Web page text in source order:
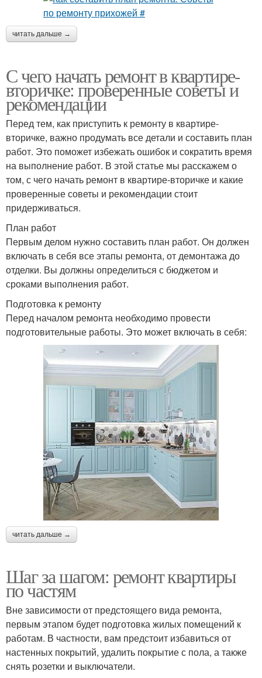
читать дальше →
С чего начать ремонт в квартире-
вторичке: проверенные советы и
рекомендации
Перед тем, как приступить к ремонту в квартире-
вторичке, важно продумать все детали и составить план
работ. Это поможет избежать ошибок и сократить время
на выполнение работ. В этой статье мы расскажем о
том, с чего начать ремонт в квартире-вторичке и какие
проверенные советы и рекомендации стоит
придерживаться.
План работ
Первым делом нужно составить план работ. Он должен
включать в себя все этапы ремонта, от демонтажа до
отделки. Вы должны определиться с бюджетом и
сроками выполнения работ.
Подготовка к ремонту
Перед началом ремонта необходимо провести
подготовительные работы. Это может включать в себя:
читать дальше →
Шаг за шагом: ремонт квартиры
по частям
Вне зависимости от предстоящего вида ремонта,
первым этапом будет подготовка жилых помещений к
работам. В частности, вам предстоит избавиться от
настенных покрытий, удалить покрытие с пола, а также
снять розетки и выключатели.